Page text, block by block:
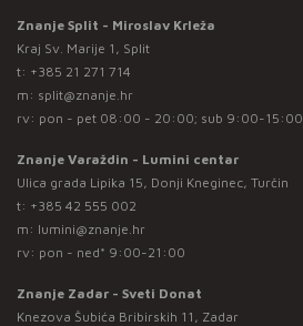
Znanje Split - Miroslav Krleža
Kraj Sv. Marije 1, Split
t: +385 21 271 714
m: split@znanje.hr
rv: pon - pet 08:00 - 20:00; sub 9:00-15:00
Znanje Varaždin - Lumini centar
Ulica grada Lipika 15, Donji Kneginec, Turčin
t: +385 42 555 002
m: lumini@znanje.hr
rv: pon - ned* 9:00-21:00
Znanje Zadar - Sveti Donat
Knezova Šubića Bribirskih 11, Zadar